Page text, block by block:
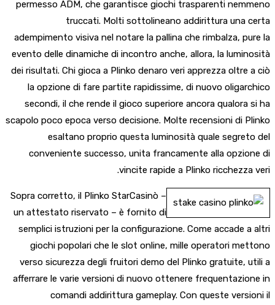
permesso ADM, che garantisce giochi trasparenti nemmeno
truccati. Molti sottolineano addirittura una certa
adempimento visiva nel notare la pallina che rimbalza, pure la
evento delle dinamiche di incontro anche, allora, la luminosità
dei risultati. Chi gioca a Plinko denaro veri apprezza oltre a ciò
la opzione di fare partite rapidissime, di nuovo oligarchico
secondi, il che rende il gioco superiore ancora qualora si ha
scapolo poco epoca verso decisione. Molte recensioni di Plinko
esaltano proprio questa luminosità quale segreto del
conveniente successo, unita francamente alla opzione di
vincite rapide a Plinko ricchezza veri.
Sopra corretto, il Plinko StarCasinò –
un attestato riservato – è fornito di
semplici istruzioni per la configurazione. Come accade a altri
giochi popolari che le slot online, mille operatori mettono
verso sicurezza degli fruitori demo del Plinko gratuite, utili a
afferrare le varie versioni di nuovo ottenere frequentazione in
comandi addirittura gameplay. Con queste versioni il